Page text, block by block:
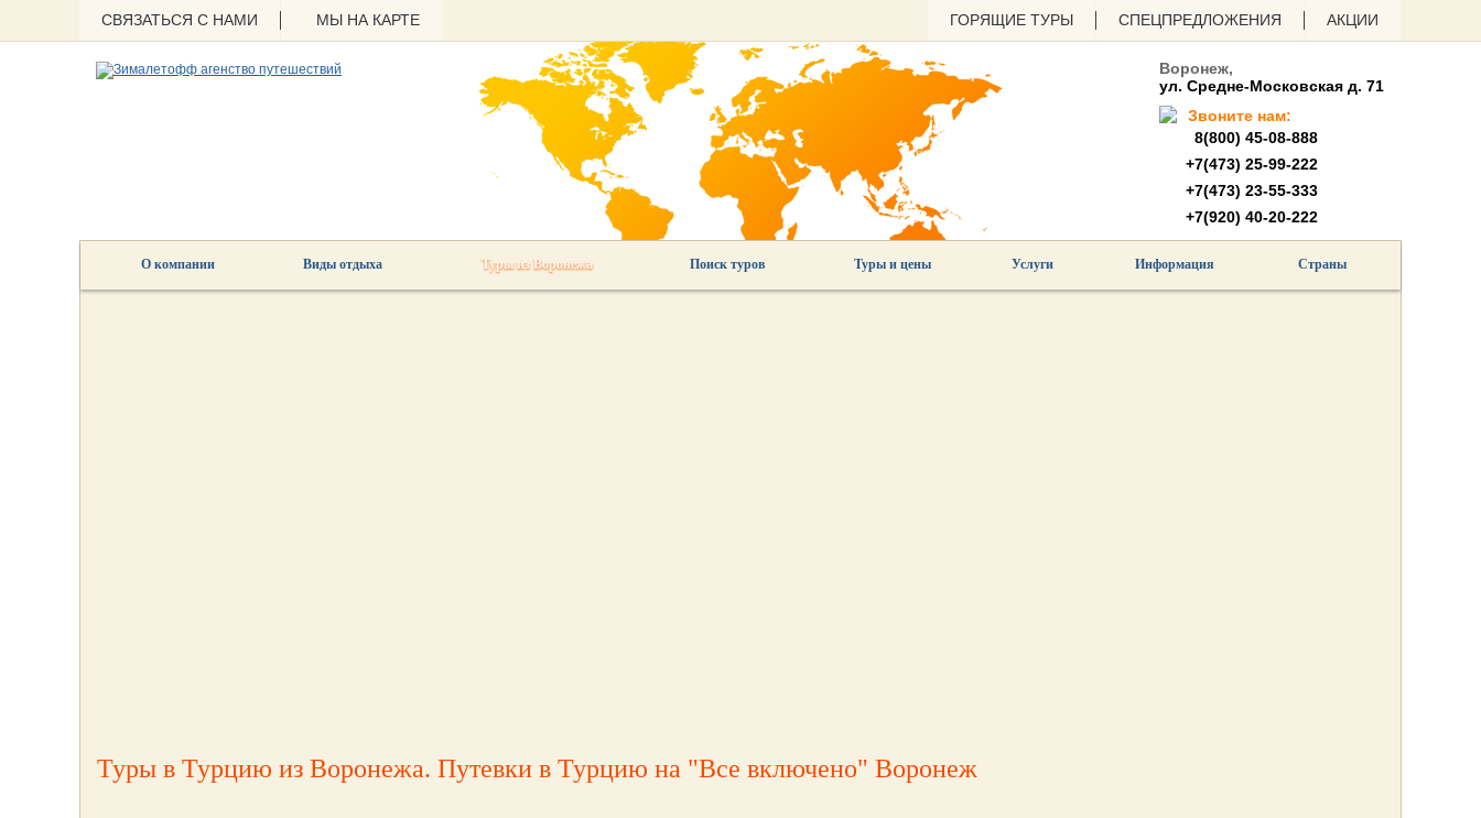
СВЯЗАТЬСЯ С НАМИ МЫ НА КАРТЕ ГОРЯЩИЕ ТУРЫ СПЕЦПРЕДЛОЖЕНИЯ АКЦИИ
Воронеж,
ул. Средне-Московская д. 71
Звоните нам:
8(800) 45-08-888
+7(473) 25-99-222
+7(473) 23-55-333
+7(920) 40-20-222
О компании Виды отдыха Туры из Воронежа Поиск туров Туры и цены Услуги Информация Страны
Туры в Турцию из Воронежа. Путевки в Турцию на "Все включено" Воронеж